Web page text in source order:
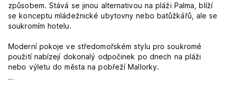
způsobem. Stává se jinou alternativou na pláži Palma, blíží
se konceptu mládežnické ubytovny nebo batůžkářů, ale se
soukromím hotelu.
Moderní pokoje ve středomořském stylu pro soukromé
použití nabízejí dokonalý odpočinek po dnech na pláži
nebo výletu do města na pobřeží Mallorky.